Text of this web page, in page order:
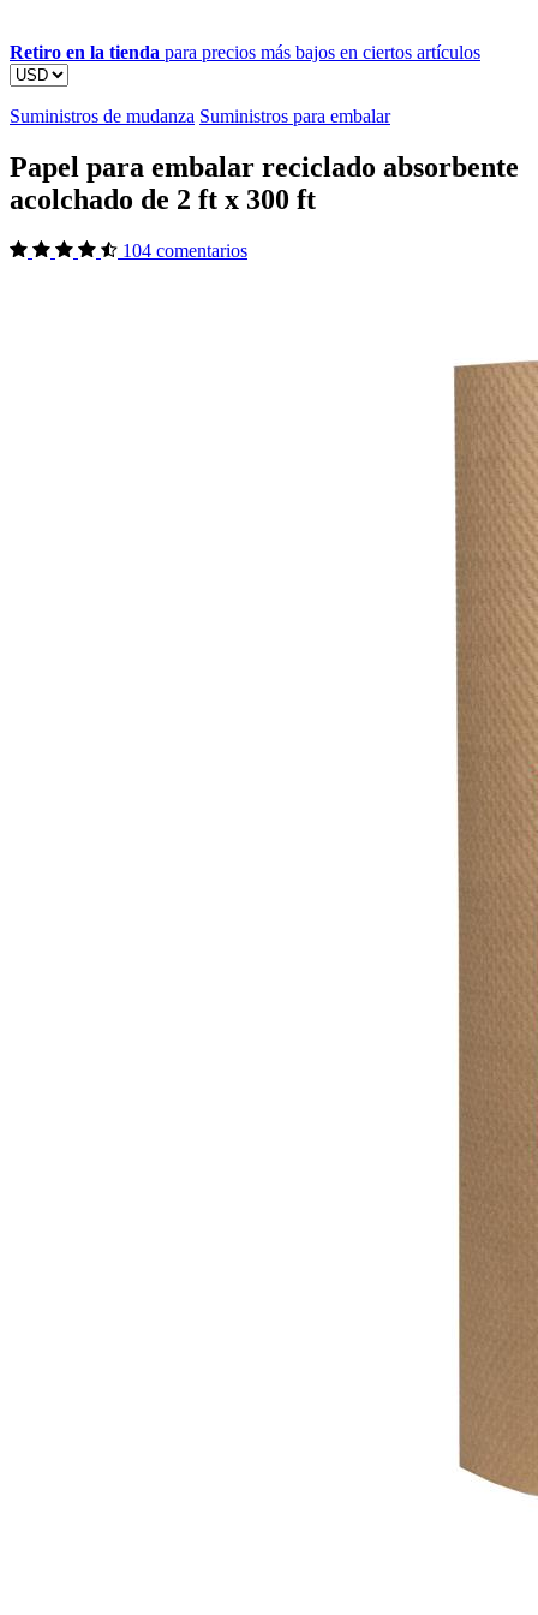
Retiro en la tienda para precios más bajos en ciertos artículos
Suministros de mudanza Suministros para embalar
Papel para embalar reciclado absorbente
acolchado de 2 ft x 300 ft
104 comentarios